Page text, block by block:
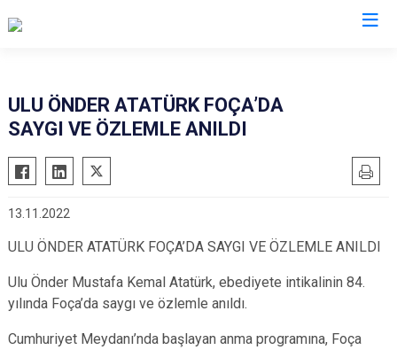
Aliağa
Balçova
Bergama
Beydağ
Bornova
Buca
Çeşme
Foça
Karşıyaka
Kemalpaşa
Kınık
Kiraz
Selçuk
Tire
Urla
ULU ÖNDER ATATÜRK FOÇA’DA
SAYGI VE ÖZLEMLE ANILDI
13.11.2022
ULU ÖNDER ATATÜRK FOÇA’DA SAYGI VE ÖZLEMLE ANILDI
Ulu Önder Mustafa Kemal Atatürk, ebediyete intikalinin 84.
yılında Foça’da saygı ve özlemle anıldı.
Cumhuriyet Meydanı’nda başlayan anma programına, Foça